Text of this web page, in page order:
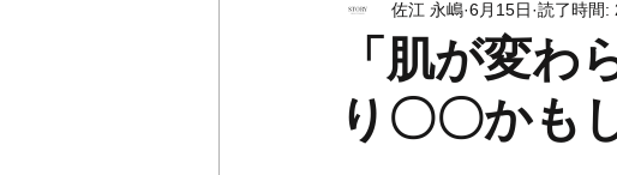
「肌が変わ
り〇〇かも
佐江 永嶋 6月15日 読了時間: